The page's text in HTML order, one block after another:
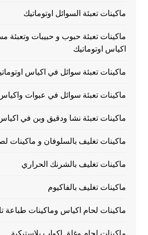
ماكينات تعبئة السوائل اوتوماتيك
ماكينات تعبئة حبوب و حبيبات وتعبئة
اكياس اوتوماتيك
ماكينات تعبئة سوائل في اكياس
ماكينات تعبئة سوائل في عبوات
ماكينات تعبئة نشا ودقيق وبن في
ماكينات تغليف بالسلوفان و ماكينات
ماكينات تغليف بالشرنك الحراري
ماكينات تغليف بالفاكيوم
ماكينات لحام اكياس وماكينات طباعة
ماكينات لحام وغلق اكواب بلاستيكية